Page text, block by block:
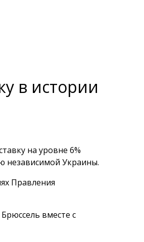
в истории
на уровне 6%
независимой Украины.
Правления
вместе с